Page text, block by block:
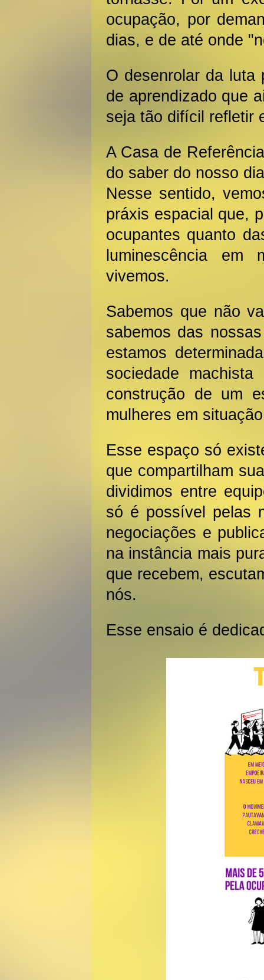
ocupação, por
dias, e de até onde
O desenrolar da luta
de aprendizado que
seja tão difícil refletir
A Casa de
do saber do nosso
Nesse sentido,
práxis espacial que,
ocupantes quanto
luminescência
vivemos.
Sabemos que não
sabemos das
estamos
sociedade
construção de um
mulheres em
Esse espaço só
que compartilham
dividimos entre
só é possível pelas
negociações e
na instância mais
que recebem,
nós.
Esse ensaio é